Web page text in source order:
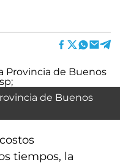
de Buenos
tiempos, la